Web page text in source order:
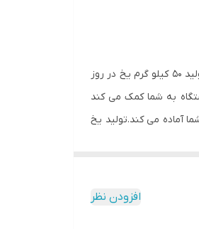
یخساز 50 کیلوگرمی فورکار . جنس بدنه دستگاه تماما از استیل بوده و تمامی قطعات داخلی دستگاه مواد با کیفیت ساخته شده اند. دستگاه یخساز فورکار قابلیت تولید 50 کیلو گرم یخ در روز
دستگاه به شما کمک می کند
آماده می کند.تولید یخ
افزودن نظر